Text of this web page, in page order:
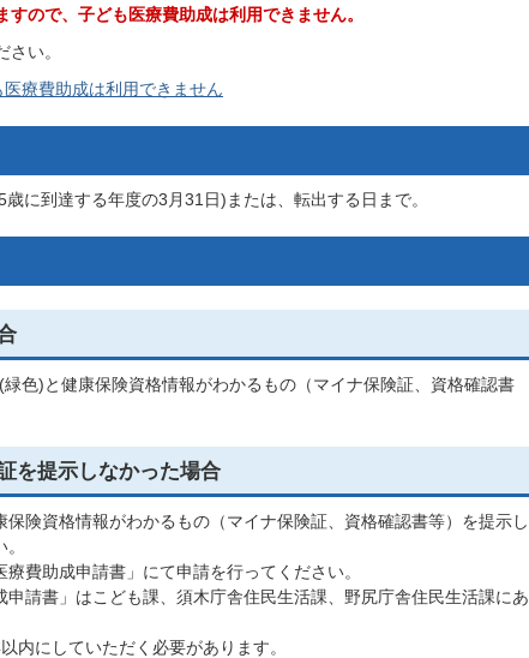
ので、子ども医療費助成は利用できません。
い。
療費助成は利用できません
に到達する年度の3月31日)または、転出する日まで。
色)と健康保険資格情報がわかるもの（マイナ保険証、資格確認書
を提示しなかった場合
険資格情報がわかるもの（マイナ保険証、資格確認書等）を提示し
費助成申請書」にて申請を行ってください。
申請書」はこども課、須木庁舎住民生活課、野尻庁舎住民生活課にあ
内にしていただく必要があります。